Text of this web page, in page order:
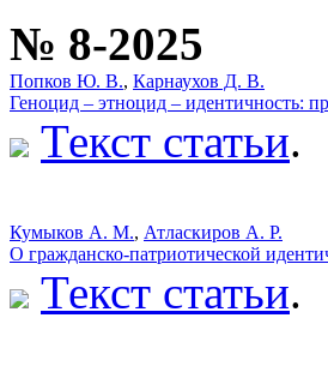
№ 8-2025
Попков Ю. В., Карнаухов Д. В.
Геноцид – этноцид – идентичность:
Текст статьи.
Кумыков А. М., Атласкиров А. Р.
О гражданско-патриотической
Текст статьи.